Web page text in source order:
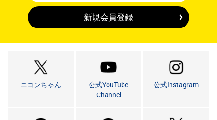
新規会員登録
ニコンちゃん
公式YouTube
Channel
公式Instagram